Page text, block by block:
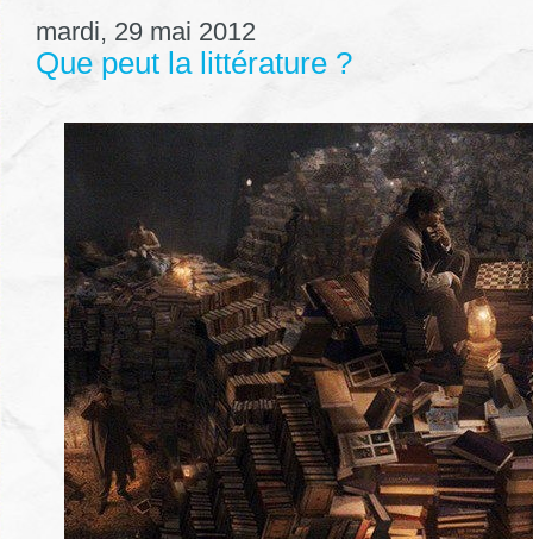
mardi, 29 mai 2012
Que peut la littérature ?